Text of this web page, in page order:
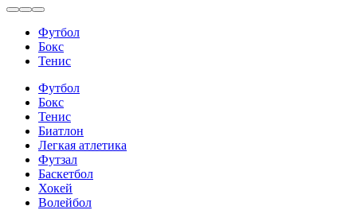
Футбол
Бокс
Тенис
Футбол
Бокс
Тенис
Биатлон
Легкая атлетика
Футзал
Баскетбол
Хокей
Волейбол